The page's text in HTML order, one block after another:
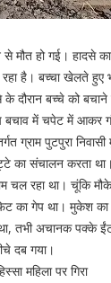
मौत हो गई। हादसे
रहा है। बच्चा खेलते
के दौरान बच्चे को
बचाव में चपेट में आकर
ग्राम पुटपुरा
का संचालन करता
चल रहा था। चूंकि
का गेप था। मुकेश का
तभी अचानक पक्के
दब गया।
महिला पर गिरा